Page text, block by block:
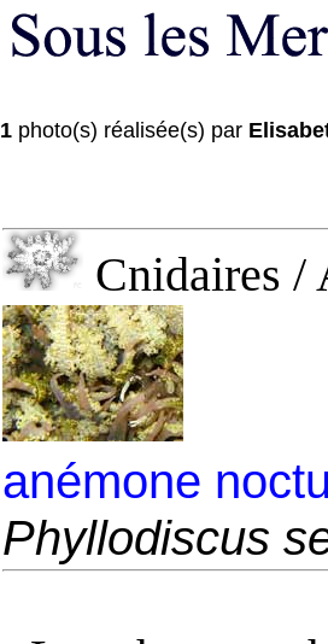
1 photo(s) réalisée(s) par
Cnidaires /
anémone
Phyllodiscus